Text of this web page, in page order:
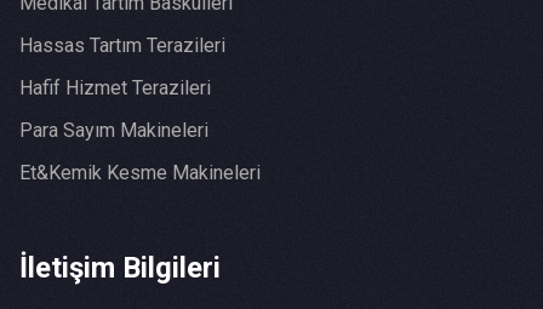
Hassas Tartım Terazileri
Hafif Hizmet Terazileri
Para Sayım Makineleri
Et&Kemik Kesme Makineleri
İletişim Bilgileri